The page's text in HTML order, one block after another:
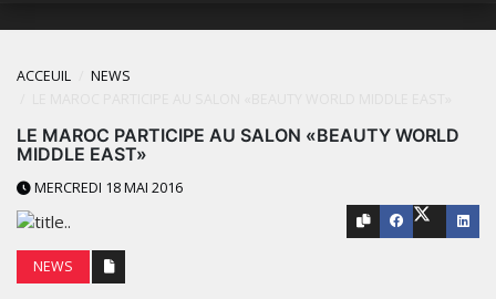
ACCEUIL
NEWS
LE MAROC PARTICIPE AU SALON «BEAUTY WORLD
MIDDLE EAST»
MERCREDI 18 MAI 2016
NEWS